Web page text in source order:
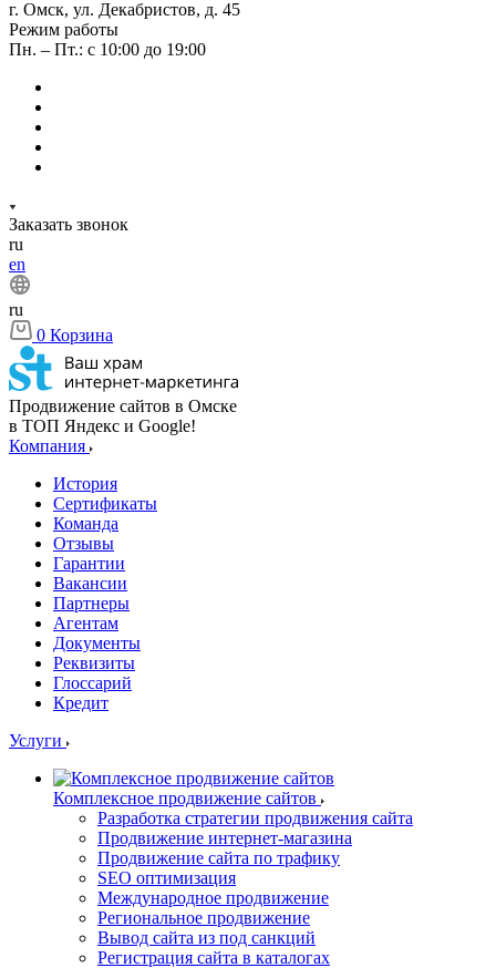
г. Омск, ул. Декабристов, д. 45
Режим работы
Пн. – Пт.: с 10:00 до 19:00
Заказать звонок
ru
en
ru
0 Корзина
Продвижение сайтов в Омске
в ТОП Яндекс и Google!
Компания
История
Сертификаты
Команда
Отзывы
Гарантии
Вакансии
Партнеры
Агентам
Документы
Реквизиты
Глоссарий
Кредит
Услуги
Комплексное продвижение сайтов
Разработка стратегии продвижения сайта
Продвижение интернет-магазина
Продвижение сайта по трафику
SEO оптимизация
Международное продвижение
Региональное продвижение
Вывод сайта из под санкций
Регистрация сайта в каталогах